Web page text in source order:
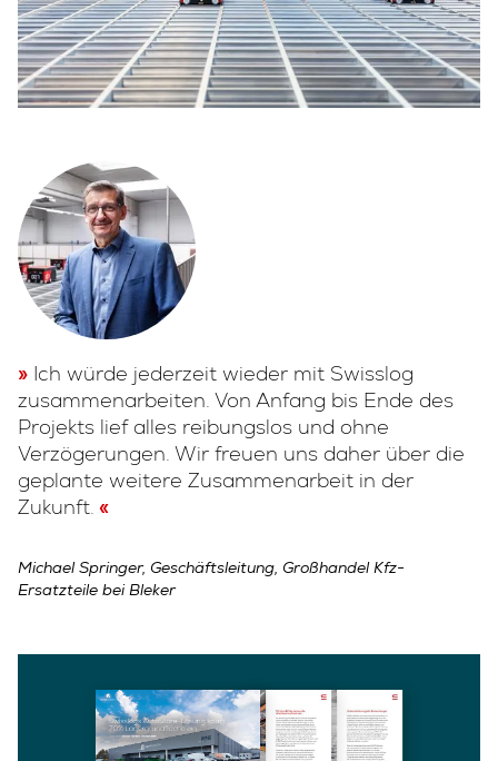
Ich würde jederzeit wieder mit Swisslog
zusammenarbeiten. Von Anfang bis Ende des
Projekts lief alles reibungslos und ohne
Verzögerungen. Wir freuen uns daher über die
geplante weitere Zusammenarbeit in der
Zukunft.
Michael Springer, Geschäftsleitung, Großhandel Kfz-
Ersatzteile bei Bleker